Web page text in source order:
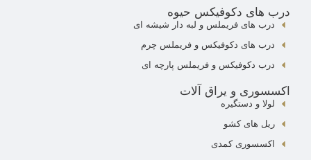
درب های دکوفیکس حیوه
درب های فریملس و لبه دار شیشه ای
درب های دکوفیکس و فریملس چرم
درب دکوفیکس و فریملس پارچه ای
اکسسوری و یراق آلات
لولا و دستگیره
ریل های کشو
اکسسوری کمدی